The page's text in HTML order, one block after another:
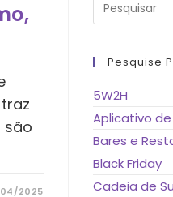
são
2025
Pesquise
5W2H
Aplicativo
Bares e
Black Friday
Cadeia de